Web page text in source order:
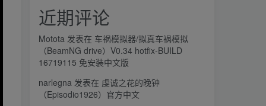
近期评论
Motota 发表在 车祸模拟器/拟真车祸模拟
（BeamNG drive）V0.34 hotfix-BUILD
16719115 免安装中文版
narlegna 发表在 虔诚之花的晚钟
（Episodio1926）官方中文